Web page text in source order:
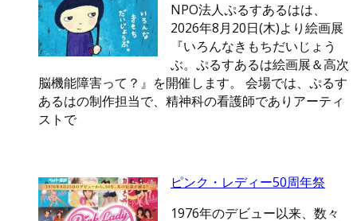
NPO法人ぷるすあるはは、
2026年8月20日(木)より絵画展
『いろんなきもちだいじょう
ぶ。ぷるすあるは絵画展＆高次
脳機能障害って？』を開催します。 会場では、ぷるす
あるはの制作担当で、精神科の看護師でありアーティ
ストで
ピンク・レディー50周年祭
1976年のデビュー以来、数々